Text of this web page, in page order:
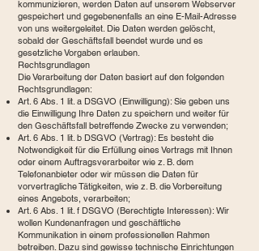
kommunizieren, werden Daten auf unserem Webserver
gespeichert und gegebenenfalls an eine E-Mail-Adresse
von uns weitergeleitet. Die Daten werden gelöscht,
sobald der Geschäftsfall beendet wurde und es
gesetzliche Vorgaben erlauben.
Rechtsgrundlagen
Die Verarbeitung der Daten basiert auf den folgenden
Rechtsgrundlagen:
Art. 6 Abs. 1 lit. a DSGVO (Einwilligung): Sie geben uns
die Einwilligung Ihre Daten zu speichern und weiter für
den Geschäftsfall betreffende Zwecke zu verwenden;
Art. 6 Abs. 1 lit. b DSGVO (Vertrag): Es besteht die
Notwendigkeit für die Erfüllung eines Vertrags mit Ihnen
oder einem Auftragsverarbeiter wie z. B. dem
Telefonanbieter oder wir müssen die Daten für
vorvertragliche Tätigkeiten, wie z. B. die Vorbereitung
eines Angebots, verarbeiten;
Art. 6 Abs. 1 lit. f DSGVO (Berechtigte Interessen): Wir
wollen Kundenanfragen und geschäftliche
Kommunikation in einem professionellen Rahmen
betreiben. Dazu sind gewisse technische Einrichtungen